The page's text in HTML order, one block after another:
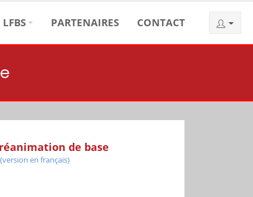
LFBS PARTENAIRES CONTACT
de base
en français)